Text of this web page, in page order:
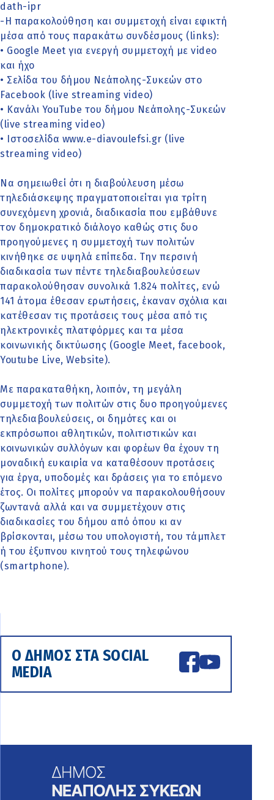
dath-ipr
-Η παρακολούθηση και συμμετοχή είναι εφικτή
μέσα από τους παρακάτω συνδέσμους (links):
• Google Meet για ενεργή συμμετοχή με video
και ήχο
• Σελίδα του δήμου Νεάπολης-Συκεών στο
Facebook (live streaming video)
• Κανάλι YouTube του δήμου Νεάπολης-Συκεών
(live streaming video)
• Ιστοσελίδα www.e-diavoulefsi.gr (live
streaming video)
Να σημειωθεί ότι η διαβούλευση μέσω
τηλεδιάσκεψης πραγματοποιείται για τρίτη
συνεχόμενη χρονιά, διαδικασία που εμβάθυνε
τον δημοκρατικό διάλογο καθώς στις δυο
προηγούμενες η συμμετοχή των πολιτών
κινήθηκε σε υψηλά επίπεδα. Την περσινή
διαδικασία των πέντε τηλεδιαβουλεύσεων
παρακολούθησαν συνολικά 1.824 πολίτες, ενώ
141 άτομα έθεσαν ερωτήσεις, έκαναν σχόλια και
κατέθεσαν τις προτάσεις τους μέσα από τις
ηλεκτρονικές πλατφόρμες και τα μέσα
κοινωνικής δικτύωσης (Google Meet, facebook,
Youtube Live, Website).
Με παρακαταθήκη, λοιπόν, τη μεγάλη
συμμετοχή των πολιτών στις δυο προηγούμενες
τηλεδιαβουλεύσεις, οι δημότες και οι
εκπρόσωποι αθλητικών, πολιτιστικών και
κοινωνικών συλλόγων και φορέων θα έχουν τη
μοναδική ευκαιρία να καταθέσουν προτάσεις
για έργα, υποδομές και δράσεις για το επόμενο
έτος. Οι πολίτες μπορούν να παρακολουθήσουν
ζωντανά αλλά και να συμμετέχουν στις
διαδικασίες του δήμου από όπου κι αν
βρίσκονται, μέσω του υπολογιστή, του τάμπλετ
ή του έξυπνου κινητού τους τηλεφώνου
(smartphone).
Ο ΔΗΜΟΣ ΣΤΑ SOCIAL
MEDIA